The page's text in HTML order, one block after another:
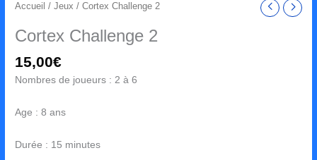
Accueil /Jeux / Cortex Challenge 2
Cortex Challenge 2
15,00€
Nombres de joueurs : 2 à 6
Age : 8 ans
Durée : 15 minutes